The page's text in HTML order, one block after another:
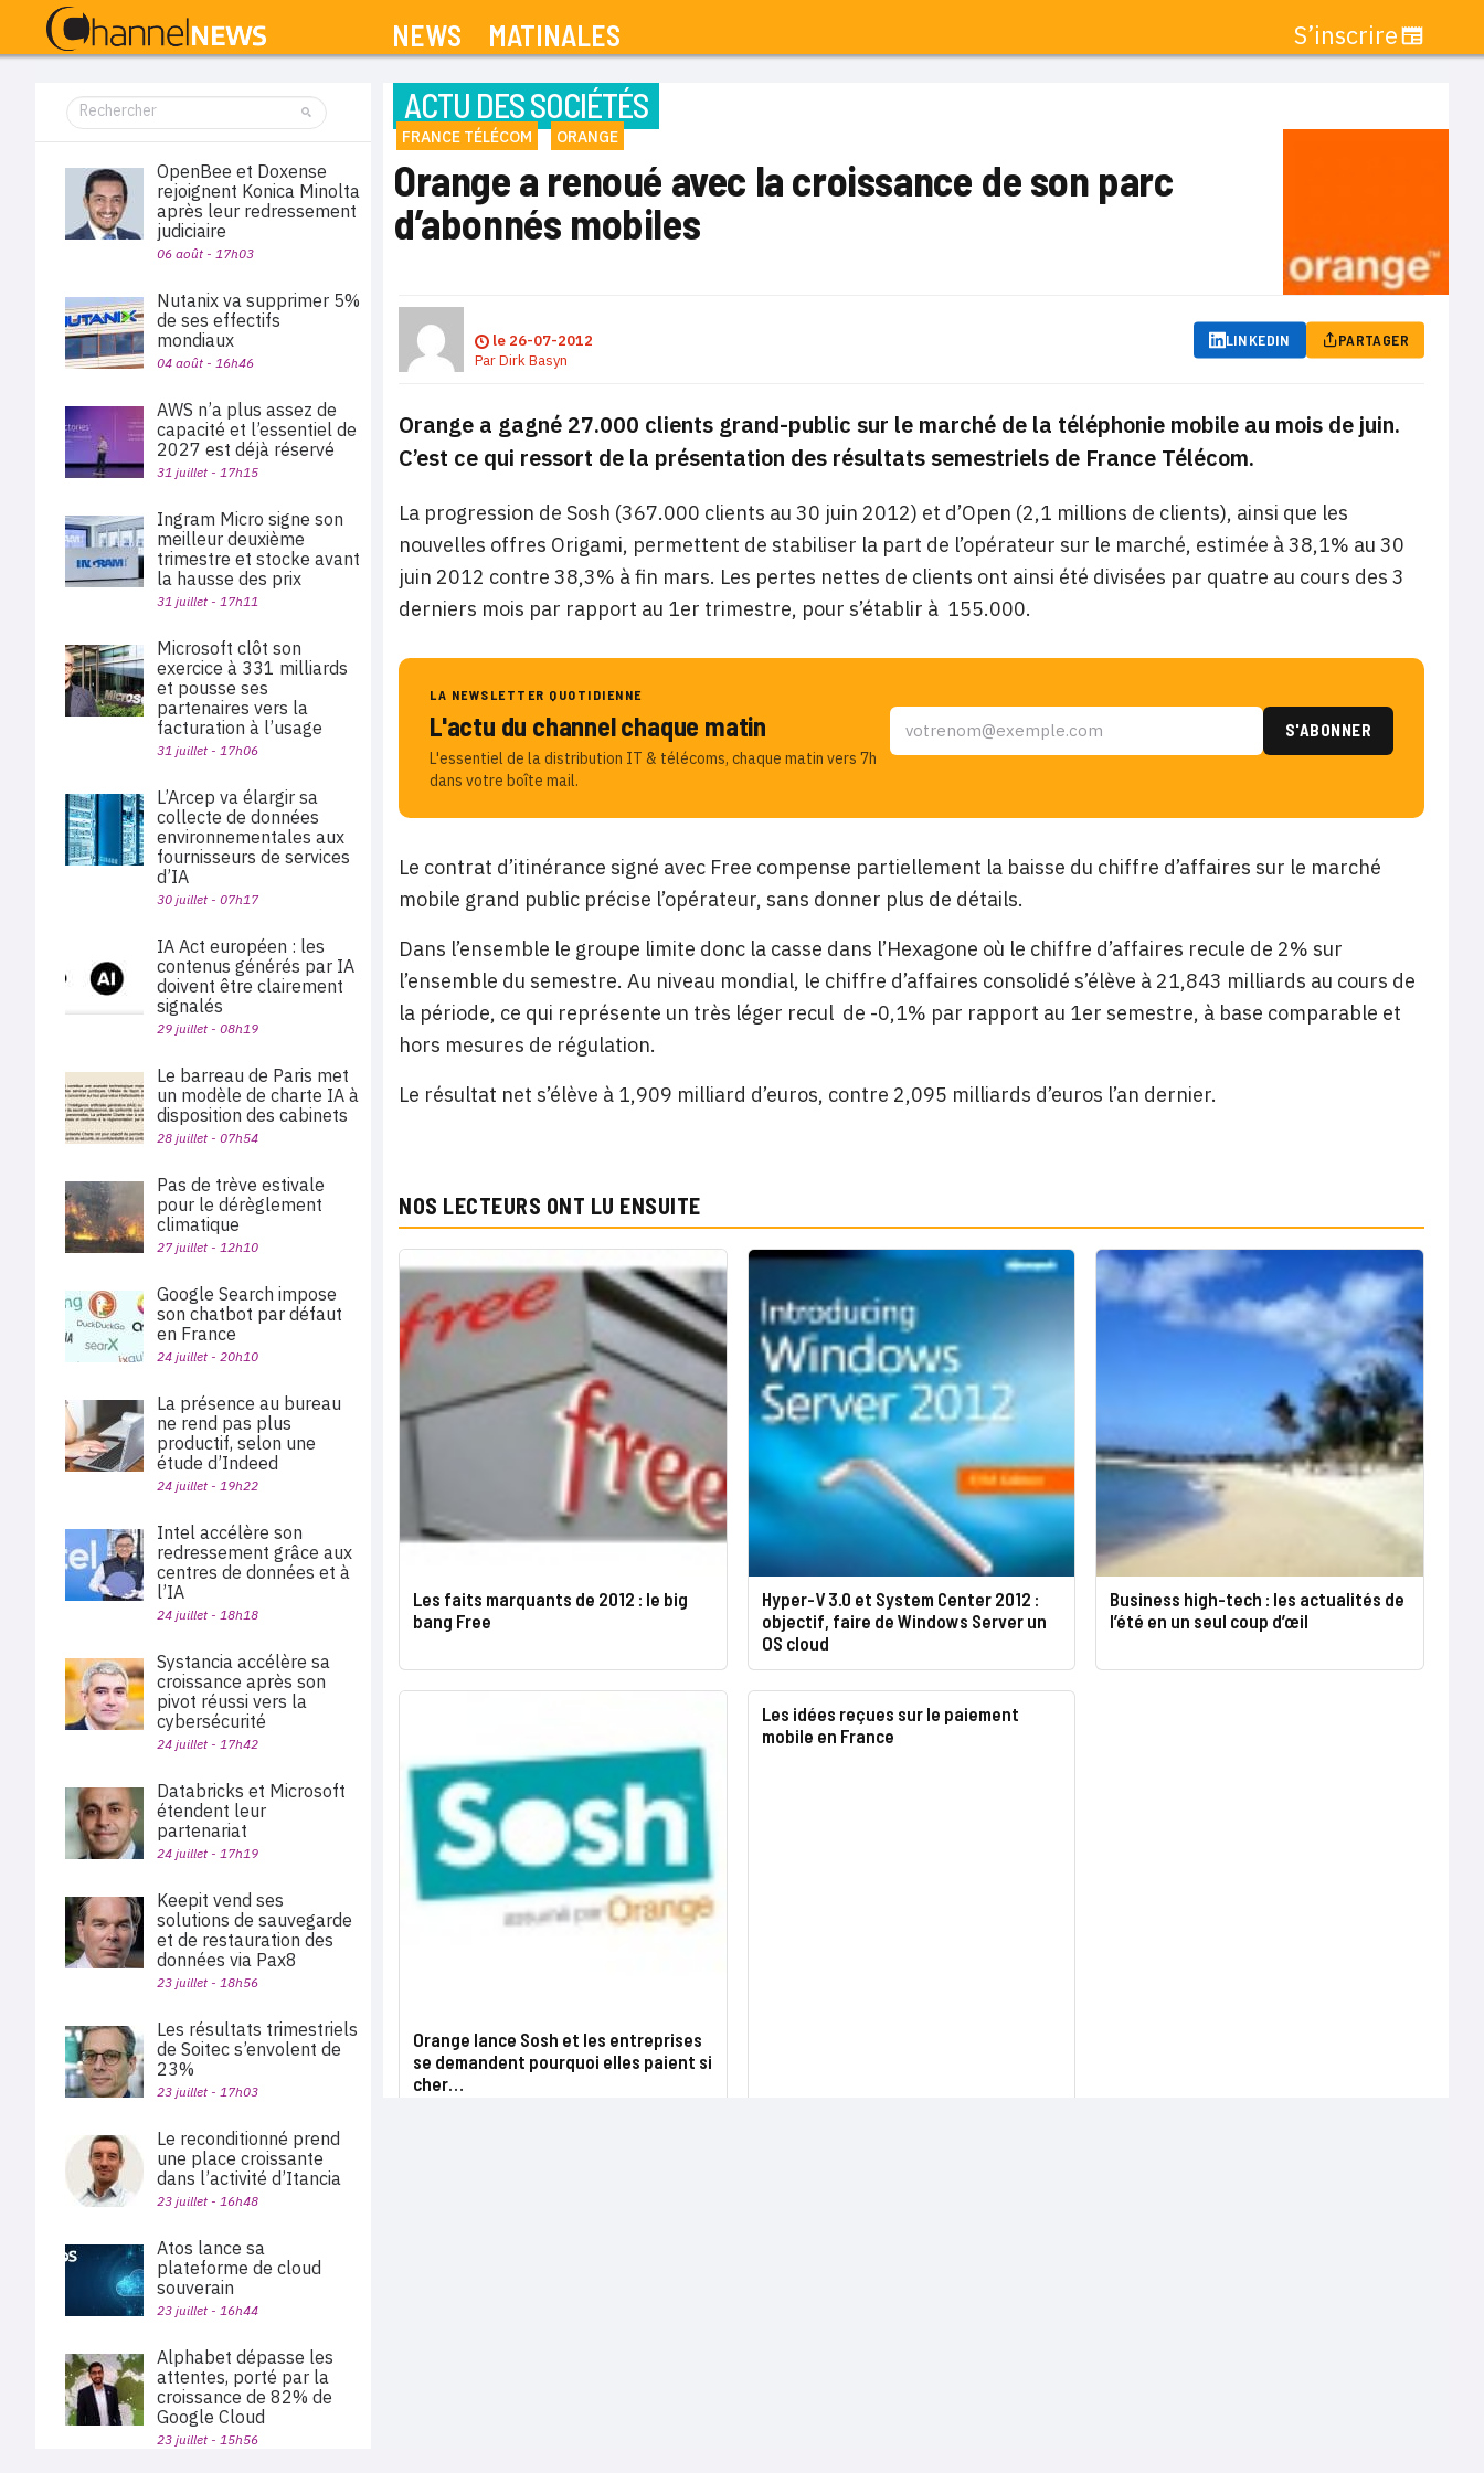
NEWS MATINALES S’inscrire
ACTU DES SOCIÉTÉS
FRANCE TÉLÉCOM ORANGE
Orange a renoué avec la croissance de son parc
d’abonnés mobiles
le 26-07-2012
ParDirk Basyn
LINKEDIN PARTAGER
Orange a gagné 27.000 clients grand-public sur le marché de la téléphonie mobile au mois de juin.
C’est ce qui ressort de la présentation des résultats semestriels de France Télécom.
La progression de Sosh (367.000 clients au 30 juin 2012) et d’Open (2,1 millions de clients), ainsi que les
nouvelles offres Origami, permettent de stabiliser la part de l’opérateur sur le marché, estimée à 38,1% au 30
juin 2012 contre 38,3% à fin mars. Les pertes nettes de clients ont ainsi été divisées par quatre au cours des 3
derniers mois par rapport au 1er trimestre, pour s’établir à 155.000.
LA NEWSLETTER QUOTIDIENNE
L'actu du channel chaque matin
L'essentiel de la distribution IT & télécoms, chaque matin vers 7h
dans votre boîte mail.
Le contrat d’itinérance signé avec Free compense partiellement la baisse du chiffre d’affaires sur le marché
mobile grand public précise l’opérateur, sans donner plus de détails.
Dans l’ensemble le groupe limite donc la casse dans l’Hexagone où le chiffre d’affaires recule de 2% sur
l’ensemble du semestre. Au niveau mondial, le chiffre d’affaires consolidé s’élève à 21,843 milliards au cours de
la période, ce qui représente un très léger recul de -0,1% par rapport au 1er semestre, à base comparable et
hors mesures de régulation.
Le résultat net s’élève à 1,909 milliard d’euros, contre 2,095 milliards d’euros l’an dernier.
NOS LECTEURS ONT LU ENSUITE
Les faits marquants de 2012 : le big
bang Free
Hyper-V 3.0 et System Center 2012 :
objectif, faire de Windows Server un
OS cloud
Business high-tech : les actualités de
l’été en un seul coup d’œil
Orange lance Sosh et les entreprises
se demandent pourquoi elles paient si
cher…
Les idées reçues sur le paiement
mobile en France
OpenBee et Doxense
rejoignent Konica Minolta
après leur redressement
judiciaire
06 août - 17h03
Nutanix va supprimer 5%
de ses effectifs
mondiaux
04 août - 16h46
AWS n’a plus assez de
capacité et l’essentiel de
2027 est déjà réservé
31 juillet - 17h15
Ingram Micro signe son
meilleur deuxième
trimestre et stocke avant
la hausse des prix
31 juillet - 17h11
Microsoft clôt son
exercice à 331 milliards
et pousse ses
partenaires vers la
facturation à l’usage
31 juillet - 17h06
L’Arcep va élargir sa
collecte de données
environnementales aux
fournisseurs de services
d’IA
30 juillet - 07h17
IA Act européen : les
contenus générés par IA
doivent être clairement
signalés
29 juillet - 08h19
Le barreau de Paris met
un modèle de charte IA à
disposition des cabinets
28 juillet - 07h54
Pas de trève estivale
pour le dérèglement
climatique
27 juillet - 12h10
Google Search impose
son chatbot par défaut
en France
24 juillet - 20h10
La présence au bureau
ne rend pas plus
productif, selon une
étude d’Indeed
24 juillet - 19h22
Intel accélère son
redressement grâce aux
centres de données et à
l’IA
24 juillet - 18h18
Systancia accélère sa
croissance après son
pivot réussi vers la
cybersécurité
24 juillet - 17h42
Databricks et Microsoft
étendent leur
partenariat
24 juillet - 17h19
Keepit vend ses
solutions de sauvegarde
et de restauration des
données via Pax8
23 juillet - 18h56
Les résultats trimestriels
de Soitec s’envolent de
23%
23 juillet - 17h03
Le reconditionné prend
une place croissante
dans l’activité d’Itancia
23 juillet - 16h48
Atos lance sa
plateforme de cloud
souverain
23 juillet - 16h44
Alphabet dépasse les
attentes, porté par la
croissance de 82% de
Google Cloud
23 juillet - 15h56